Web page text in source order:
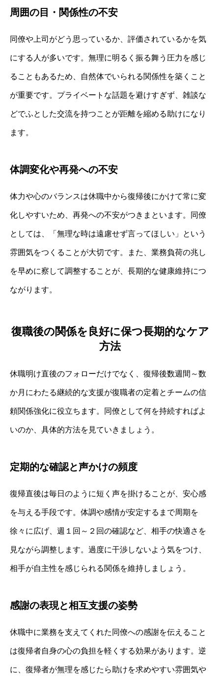
周囲の目・関係性の不安
同僚や上司がどう思っているか、評価されているかを気
にする人が多いです。無理に明るく振る舞う圧力を感じ
ることもあるため、自然体でいられる関係性を築くこと
が重要です。プライベートな話題を避けすぎず、雑談な
どでふとした交流を持つことが距離を縮める助けになり
ます。
体調変化や再発への不安
体力や心のバランスは休職中から復帰後にかけて常に変
化しやすいため、再発への不安がつきまといます。同僚
としては、「無理な時は遠慮せず言ってほしい」という
雰囲気をつくることが大切です。また、業務負荷の兆し
を早めに察して調整することが、長期的な健康維持につ
ながります。
復職後の関係を良好に保つ長期的なケア
方法
休職明け直後のフォローだけでなく、復帰後数週間～数
か月にわたる継続的な支援が復職者の定着とチームの信
頼関係強化に役立ちます。同僚として何を持続すればよ
いのか、具体的方法を見ていきましょう。
定期的な確認と声かけの頻度
復帰直後は毎日のように短く声を掛けることが、安心感
を与える手段です。体調や感情が安定するまで周期を
徐々に広げ、週１回～２回の確認など、相手の快適さを
見ながら調整します。過度に干渉しないよう気をつけ、
相手が自主性を感じられる関係を維持しましょう。
感謝の表現と相互支援の姿勢
休職中に業務を支えてくれた同僚への感謝を伝えること
は復帰者自身の心の負担を軽くする効果があります。逆
に、復帰者が無理を感じたら助けを求めやすい雰囲気や